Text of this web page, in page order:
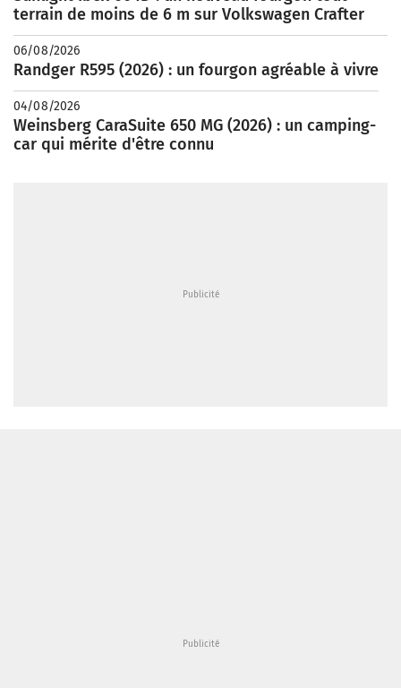
terrain de moins de 6 m sur Volkswagen Crafter
06/08/2026
Randger R595 (2026) : un fourgon agréable à vivre
04/08/2026
Weinsberg CaraSuite 650 MG (2026) : un camping-
car qui mérite d'être connu